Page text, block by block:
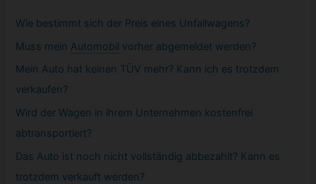
Wie bestimmt sich der Preis eines Unfallwagens?
Muss mein Automobil vorher abgemeldet werden?
Mein Auto hat keinen TÜV mehr? Kann ich es trotzdem
verkaufen?
Wird der Wagen in ihrem Unternehmen kostenfrei
abtransportiert?
Das Auto ist noch nicht vollständig abbezahlt? Kann es
trotzdem verkauft werden?